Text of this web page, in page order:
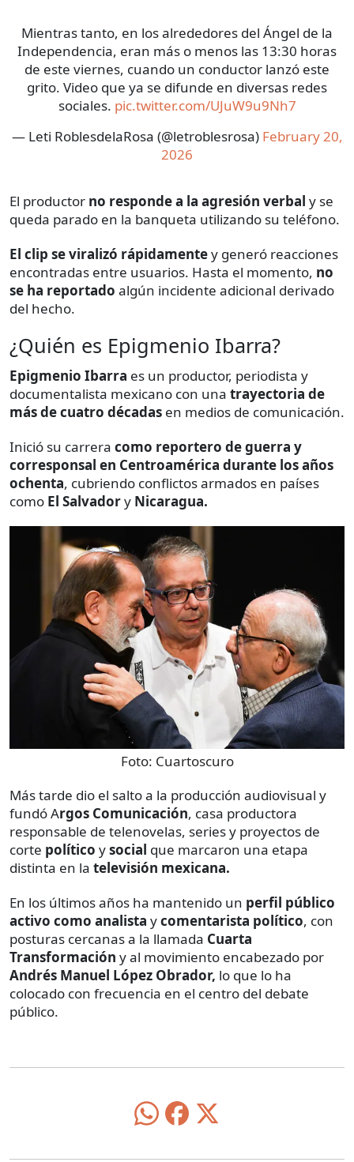
Mientras tanto, en los alrededores del Ángel de la
Independencia, eran más o menos las 13:30 horas
de este viernes, cuando un conductor lanzó este
grito. Video que ya se difunde en diversas redes
sociales. pic.twitter.com/UJuW9u9Nh7
— Leti RoblesdelaRosa (@letroblesrosa) February 20,
2026
El productor no responde a la agresión verbal y se
queda parado en la banqueta utilizando su teléfono.
El clip se viralizó rápidamentey generó reacciones
encontradas entre usuarios. Hasta el momento, no
se ha reportado algún incidente adicional derivado
del hecho.
¿Quién es Epigmenio Ibarra?
Epigmenio Ibarra es un productor, periodista y
documentalista mexicano con una trayectoria de
más de cuatro décadas en medios de comunicación.
Inició su carrera como reportero de guerra y
corresponsal en Centroamérica durante los años
ochenta, cubriendo conflictos armados en países
como El Salvadory Nicaragua.
Foto: Cuartoscuro
Más tarde dio el salto a la producción audiovisual y
fundó Argos Comunicación, casa productora
responsable de telenovelas, series y proyectos de
corte político ysocial que marcaron una etapa
distinta en la televisión mexicana.
En los últimos años ha mantenido un perfil público
activo como analista ycomentarista político, con
posturas cercanas a la llamada Cuarta
Transformación y al movimiento encabezado por
Andrés Manuel López Obrador, lo que lo ha
colocado con frecuencia en el centro del debate
público.